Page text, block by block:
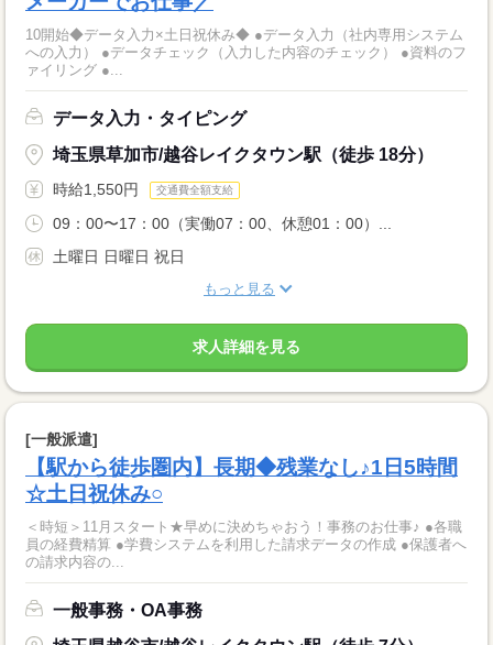
10開始◆データ入力×土日祝休み◆ ●データ入力（社内専用システム
への入力） ●データチェック（入力した内容のチェック） ●資料のフ
ァイリング ●...
データ入力・タイピング
埼玉県草加市/越谷レイクタウン駅（徒歩 18分）
時給1,550円 交通費全額支給
09：00〜17：00（実働07：00、休憩01：00）...
土曜日 日曜日 祝日
もっと見る
求人詳細を見る
[一般派遣]
【駅から徒歩圏内】長期◆残業なし♪1日5時間
☆土日祝休み○
＜時短＞11月スタート★早めに決めちゃおう！事務のお仕事♪ ●各職
員の経費精算 ●学費システムを利用した請求データの作成 ●保護者へ
の請求内容の...
一般事務・OA事務